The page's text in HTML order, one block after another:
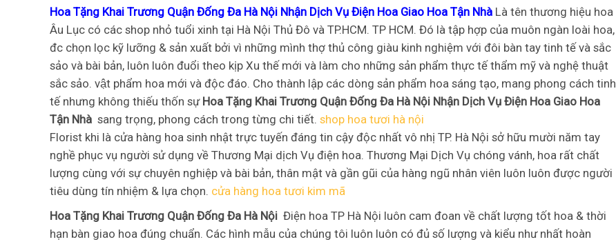
Hoa Tặng Khai Trương Quận Đống Đa Hà Nội Nhận Dịch Vụ Điện Hoa Giao Hoa Tận Nhà Là tên thương hiệu hoa
Âu Lục có các shop nhỏ tuổi xinh tại Hà Nội Thủ Đô và TP.HCM. TP HCM. Đó là tập hợp của muôn ngàn loài hoa,
đc chọn lọc kỹ lưỡng & sản xuất bởi vì những mình thợ thủ công giàu kinh nghiệm với đôi bàn tay tinh tế và sắc
sảo và bài bản, luôn luôn đuổi theo kịp Xu thế mới và làm cho những sản phẩm thực tế thẩm mỹ và nghệ thuật
sắc sảo. vật phẩm hoa mới và độc đáo. Cho thành lập các dòng sản phẩm hoa sáng tạo, mang phong cách tinh
tế nhưng không thiếu thốn sự Hoa Tặng Khai Trương Quận Đống Đa Hà Nội Nhận Dịch Vụ Điện Hoa Giao Hoa
Tận Nhà sang trọng, phong cách trong từng chi tiết. shop hoa tươi hà nội
Florist khi là cửa hàng hoa sinh nhật trực tuyến đáng tin cậy độc nhất vô nhị TP. Hà Nội sở hữu mười năm tay
nghề phục vụ người sử dụng về Thương Mại dịch Vụ điện hoa. Thương Mại Dịch Vụ chóng vánh, hoa rất chất
lượng cùng với sự chuyên nghiệp và bài bản, thân mật và gần gũi của hàng ngũ nhân viên luôn luôn được người
tiêu dùng tín nhiệm & lựa chọn. cửa hàng hoa tươi kim mã
Hoa Tặng Khai Trương Quận Đống Đa Hà Nội Điện hoa TP Hà Nội luôn cam đoan về chất lượng tốt hoa & thời
hạn bàn giao hoa đúng chuẩn. Các hình mẫu của chúng tôi luôn luôn có đủ số lượng và kiểu như nhất hoàn